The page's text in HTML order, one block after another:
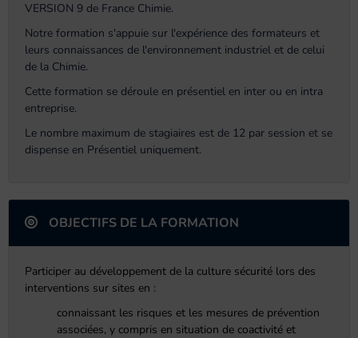
VERSION 9 de France Chimie.
Notre formation s'appuie sur l'expérience des formateurs et
leurs connaissances de l'environnement industriel et de celui
de la Chimie.
Cette formation se déroule en présentiel en inter ou en intra
entreprise.
Le nombre maximum de stagiaires est de 12 par session et se
dispense en Présentiel uniquement.
OBJECTIFS DE LA FORMATION
Participer au développement de la culture sécurité lors des
interventions sur sites en :
connaissant les risques et les mesures de prévention
associées, y compris en situation de coactivité et